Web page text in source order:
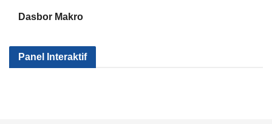
Dasbor Makro
Panel Interaktif
Kenapa Sektor
Industri Kita Tak